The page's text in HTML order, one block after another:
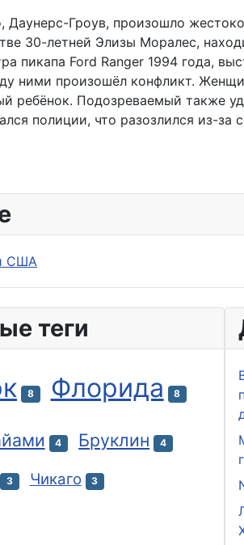
Даунерс-Гроув, произошло
30-летней Элизы Моралес,
пикапа Ford Ranger 1994 года,
ними произошёл конфликт.
ребёнок. Подозреваемый также
полиции, что разозлился из-
белая пара подала в суд на клинику
США
теги
8 Флорида 8
4 Бруклин 4
3 Чикаго 3